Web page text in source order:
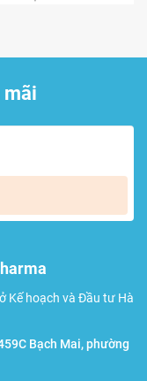
mãi
Kế hoạch và Đầu tư Hà
Bạch Mai, phường